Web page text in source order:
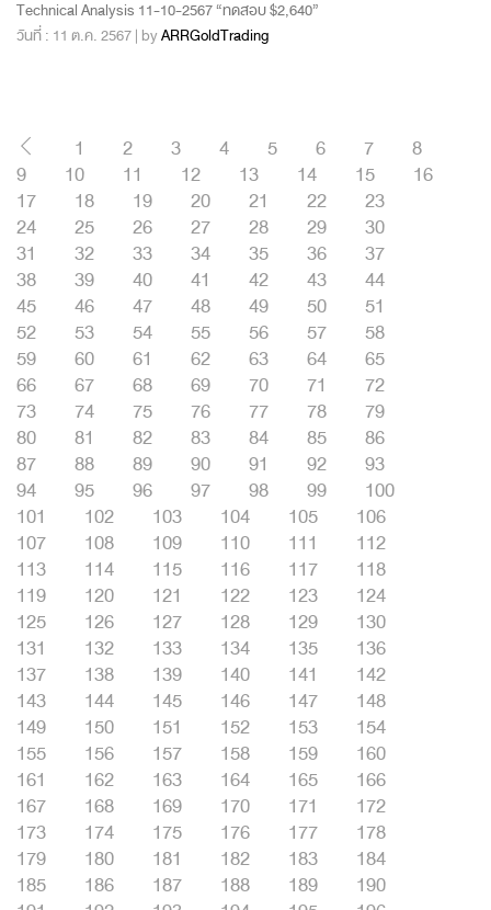
Technical Analysis 11-10-2567 “ทดสอบ $2,640”
วันที่ : 11 ต.ค. 2567 | byARRGoldTrading
1 2 3 4 5 6 7
8
9
10 11 12 13 14 15
16
17
18 19 20 21 22
23
24
25 26 27 28 29
30
31
32 33 34 35 36
37
38
39 40 41 42 43
44
45
46 47 48 49 50
51
52
53 54 55 56 57
58
59
60 61 62 63 64
65
66
67 68 69 70 71
72
73
74 75 76 77 78
79
80
81 82 83 84 85
86
87
88 89 90 91 92
93
94
95 96 97 98 99
100
101
102 103 104 105
106
107
108 109 110 111
112
113
114 115 116 117
118
119
120 121 122 123
124
125
126 127 128 129
130
131
132 133 134 135
136
137
138 139 140 141
142
143
144 145 146 147
148
149
150 151 152 153
154
155
156 157 158 159
160
161
162 163 164 165
166
167
168 169 170 171
172
173
174 175 176 177
178
179
180 181 182 183
184
185
186 187 188 189
190